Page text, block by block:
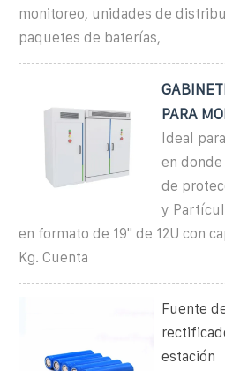
monitoreo, unidades de
paquetes de baterías,
PARA
Ideal
en
de
y
en formato de 19" de 12U con
Kg. Cuenta
Fuente
estación